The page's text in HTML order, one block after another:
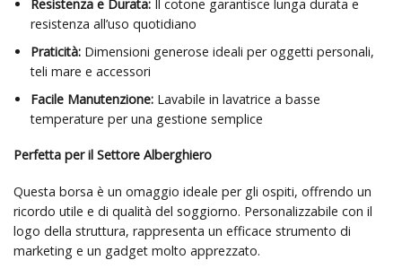
Resistenza e Durata:Il cotone garantisce lunga durata e
resistenza all’uso quotidiano
Praticità:Dimensioni generose ideali per oggetti personali,
teli mare e accessori
Facile Manutenzione:Lavabile in lavatrice a basse
temperature per una gestione semplice
Perfetta per il Settore Alberghiero
Questa borsa è un omaggio ideale per gli ospiti, offrendo un
ricordo utile e di qualità del soggiorno. Personalizzabile con il
logo della struttura, rappresenta un efficace strumento di
marketing e un gadget molto apprezzato.